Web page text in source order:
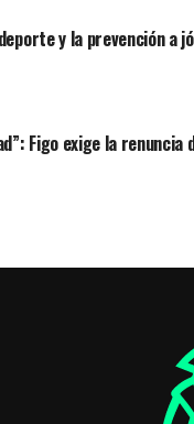
y la prevención a
Figo exige la renuncia